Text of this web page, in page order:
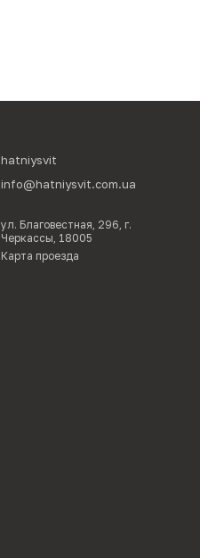
hatniysvit
info@hatniysvit.com.ua
ул. Благовестная, 296, г.
Черкассы, 18005
Карта проезда